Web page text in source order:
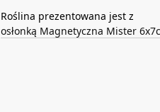
Roślina prezentowana jest z
osłonką Magnetyczna Mister